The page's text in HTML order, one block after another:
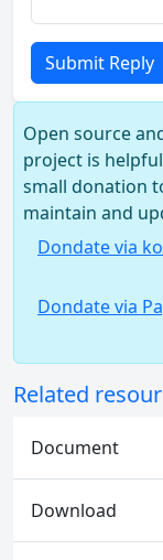
Submit Reply
Open source
project is
small donation
maintain and
Dondate via
Dondate via
Related
Document
Download